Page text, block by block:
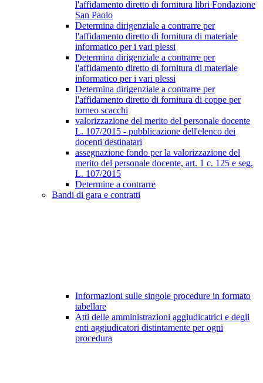
l'affidamento diretto di fornitura libri Fondazione
San Paolo
Determina dirigenziale a contrarre per
l'affidamento diretto di fornitura di materiale
informatico per i vari plessi
Determina dirigenziale a contrarre per
l'affidamento diretto di fornitura di materiale
informatico per i vari plessi
Determina dirigenziale a contrarre per
l'affidamento diretto di fornitura di coppe per
torneo scacchi
valorizzazione del merito del personale docente
L. 107/2015 - pubblicazione dell'elenco dei
docenti destinatari
assegnazione fondo per la valorizzazione del
merito del personale docente, art. 1 c. 125 e seg.
L. 107/2015
Determine a contrarre
Bandi di gara e contratti
Informazioni sulle singole procedure in formato
tabellare
Atti delle amministrazioni aggiudicatrici e degli
enti aggiudicatori distintamente per ogni
procedura